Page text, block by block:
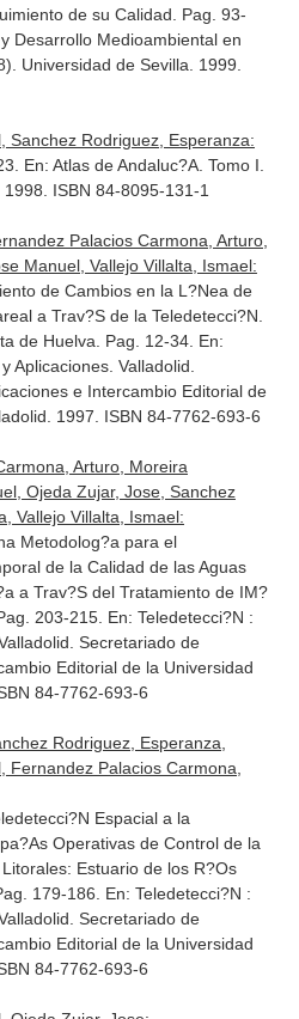
de su Calidad. Pag. 93-
Desarrollo Medioambiental en
. Universidad de Sevilla. 1999.
Sanchez Rodriguez, Esperanza:
En: Atlas de Andaluc?A. Tomo I.
1998. ISBN 84-8095-131-1
Palacios Carmona, Arturo,
Manuel, Vallejo Villalta, Ismael:
de Cambios en la L?Nea de
a Trav?S de la Teledetecci?N.
de Huelva. Pag. 12-34. En:
Aplicaciones. Valladolid.
e Intercambio Editorial de
1997. ISBN 84-7762-693-6
Arturo, Moreira
Ojeda Zujar, Jose, Sanchez
Vallejo Villalta, Ismael:
Metodolog?a para el
de la Calidad de las Aguas
a Trav?S del Tratamiento de IM?
203-215. En: Teledetecci?N :
Secretariado de
Editorial de la Universidad
84-7762-693-6
Rodriguez, Esperanza,
Fernandez Palacios Carmona,
Espacial a la
Operativas de Control de la
Estuario de los R?Os
179-186. En: Teledetecci?N :
Secretariado de
Editorial de la Universidad
84-7762-693-6